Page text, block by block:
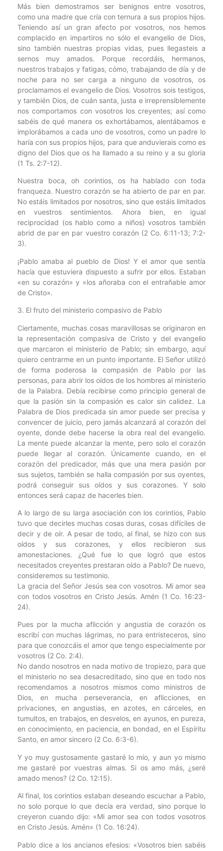
Más bien demostramos ser benignos entre vosotros,
como una madre que cría con ternura a sus propios hijos.
Teniendo así un gran afecto por vosotros, nos hemos
complacido en impartiros no sólo el evangelio de Dios,
sino también nuestras propias vidas, pues llegasteis a
sernos muy amados. Porque recordáis, hermanos,
nuestros trabajos y fatigas, cómo, trabajando de día y de
noche para no ser carga a ninguno de vosotros, os
proclamamos el evangelio de Dios. Vosotros sois testigos,
y también Dios, de cuán santa, justa e irreprensiblemente
nos comportamos con vosotros los creyentes; así como
sabéis de qué manera os exhortábamos, alentábamos e
implorábamos a cada uno de vosotros, como un padre lo
haría con sus propios hijos, para que anduvierais como es
digno del Dios que os ha llamado a su reino y a su gloria
(1 Ts. 2:7-12).
Nuestra boca, oh corintios, os ha hablado con toda
franqueza. Nuestro corazón se ha abierto de par en par.
No estáis limitados por nosotros, sino que estáis limitados
en vuestros sentimientos. Ahora bien, en igual
reciprocidad (os hablo como a niños) vosotros también
abrid de par en par vuestro corazón (2 Co. 6:11-13; 7:2-
3).
¡Pablo amaba al pueblo de Dios! Y el amor que sentía
hacía que estuviera dispuesto a sufrir por ellos. Estaban
«en su corazón» y «los añoraba con el entrañable amor
de Cristo».
3. El fruto del ministerio compasivo de Pablo
Ciertamente, muchas cosas maravillosas se originaron en
la representación compasiva de Cristo y del evangelio
que marcaron el ministerio de Pablo; sin embargo, aquí
quiero centrarme en un punto importante. El Señor utilizó
de forma poderosa la compasión de Pablo por las
personas, para abrir los oídos de los hombres al ministerio
de la Palabra. Debía recibirse como principio general de
que la pasión sin la compasión es calor sin calidez. La
Palabra de Dios predicada sin amor puede ser precisa y
convencer de juicio, pero jamás alcanzará al corazón del
oyente, donde debe hacerse la obra real del evangelio.
La mente puede alcanzar la mente, pero solo el corazón
puede llegar al corazón. Únicamente cuando, en el
corazón del predicador, más que una mera pasión por
sus sujetos, también se halla compasión por sus oyentes,
podrá conseguir sus oídos y sus corazones. Y solo
entonces será capaz de hacerles bien.
A lo largo de su larga asociación con los corintios, Pablo
tuvo que decirles muchas cosas duras, cosas difíciles de
decir y de oír. A pesar de todo, al final, se hizo con sus
oídos y sus corazones, y ellos recibieron sus
amonestaciones. ¿Qué fue lo que logró que estos
necesitados creyentes prestaran oído a Pablo? De nuevo,
consideremos su testimonio.
La gracia del Señor Jesús sea con vosotros. Mi amor sea
con todos vosotros en Cristo Jesús. Amén (1 Co. 16:23-
24).
Pues por la mucha aflicción y angustia de corazón os
escribí con muchas lágrimas, no para entristeceros, sino
para que conozcáis el amor que tengo especialmente por
vosotros (2 Co. 2:4).
No dando nosotros en nada motivo de tropiezo, para que
el ministerio no sea desacreditado, sino que en todo nos
recomendamos a nosotros mismos como ministros de
Dios, en mucha perseverancia, en aflicciones, en
privaciones, en angustias, en azotes, en cárceles, en
tumultos, en trabajos, en desvelos, en ayunos, en pureza,
en conocimiento, en paciencia, en bondad, en el Espíritu
Santo, en amor sincero (2 Co. 6:3-6).
Y yo muy gustosamente gastaré lo mío, y aun yo mismo
me gastaré por vuestras almas. Si os amo más, ¿seré
amado menos? (2 Co. 12:15).
Al final, los corintios estaban deseando escuchar a Pablo,
no solo porque lo que decía era verdad, sino porque lo
creyeron cuando dijo: «Mi amor sea con todos vosotros
en Cristo Jesús. Amén» (1 Co. 16:24).
Pablo dice a los ancianos efesios: «Vosotros bien sabéis